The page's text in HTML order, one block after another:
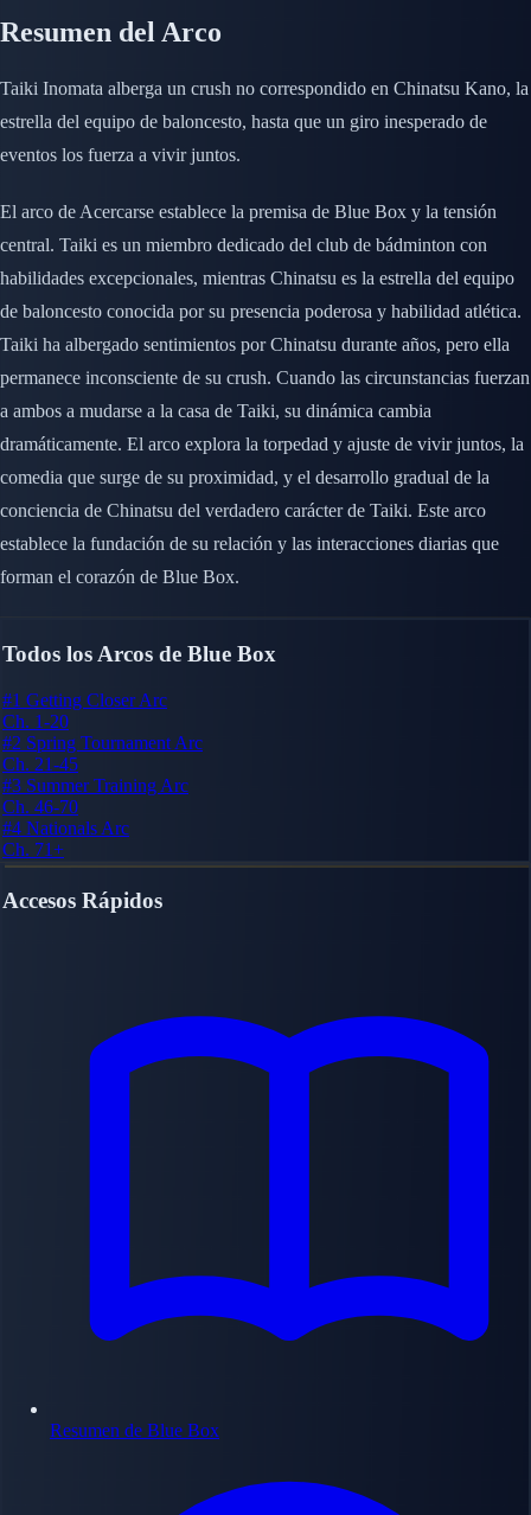
Resumen del Arco
Taiki Inomata alberga un crush no correspondido en Chinatsu Kano, la
estrella del equipo de baloncesto, hasta que un giro inesperado de
eventos los fuerza a vivir juntos.
El arco de Acercarse establece la premisa de Blue Box y la tensión
central. Taiki es un miembro dedicado del club de bádminton con
habilidades excepcionales, mientras Chinatsu es la estrella del equipo
de baloncesto conocida por su presencia poderosa y habilidad atlética.
Taiki ha albergado sentimientos por Chinatsu durante años, pero ella
permanece inconsciente de su crush. Cuando las circunstancias fuerzan
a ambos a mudarse a la casa de Taiki, su dinámica cambia
dramáticamente. El arco explora la torpedad y ajuste de vivir juntos, la
comedia que surge de su proximidad, y el desarrollo gradual de la
conciencia de Chinatsu del verdadero carácter de Taiki. Este arco
establece la fundación de su relación y las interacciones diarias que
forman el corazón de Blue Box.
Todos los Arcos de Blue Box
#1 Getting Closer Arc
Ch. 1-20
#2 Spring Tournament Arc
Ch. 21-45
#3 Summer Training Arc
Ch. 46-70
#4 Nationals Arc
Ch. 71+
Accesos Rápidos
Resumen de Blue Box